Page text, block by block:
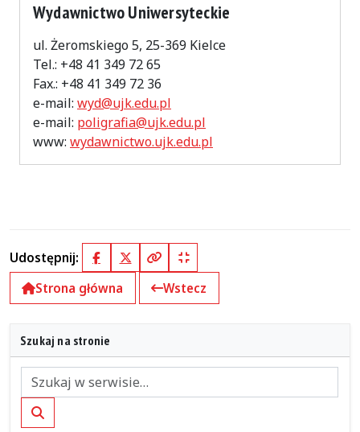
Wydawnictwo Uniwersyteckie
ul. Żeromskiego 5, 25-369 Kielce
Tel.: +48 41 349 72 65
Fax.: +48 41 349 72 36
e-mail: wyd@ujk.edu.pl
e-mail: poligrafia@ujk.edu.pl
www: wydawnictwo.ujk.edu.pl
Udostępnij: FacebookX (Twitter)
Kopiuj pełny link
Kopiuj krótki link
Strona główna
Wstecz
Szukaj na stronie
Szukaj